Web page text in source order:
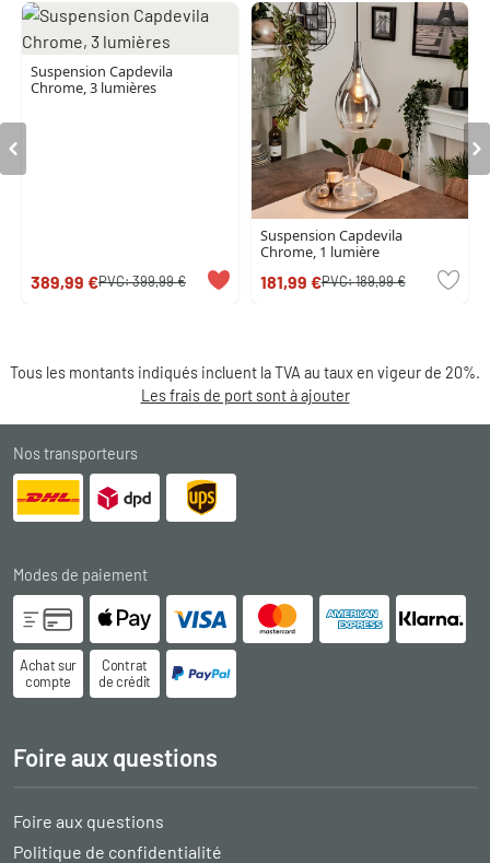
Suspension Capdevila
Chrome, 3 lumières
389,99 €PVC:399,99 €
Suspension Capdevila
Chrome, 1 lumière
181,99 €PVC:189,99 €
Tous les montants indiqués incluent la TVA au taux en vigeur de 20%.
Les frais de port sont à ajouter
Nos transporteurs
Modes de paiement
Achat sur
compte
Contrat
de crédit
Foire aux questions
Foire aux questions
Politique de confidentialité